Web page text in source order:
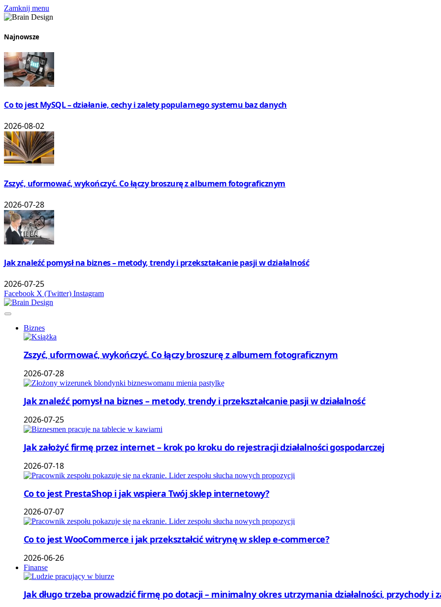
Zamknij menu
Najnowsze
Co to jest MySQL – działanie, cechy i zalety popularnego systemu baz danych
2026-08-02
Zszyć, uformować, wykończyć. Co łączy broszurę z albumem fotograficznym
2026-07-28
Jak znaleźć pomysł na biznes – metody, trendy i przekształcanie pasji w działalność
2026-07-25
Facebook X (Twitter) Instagram
Biznes
Zszyć, uformować, wykończyć. Co łączy broszurę z albumem fotograficznym
2026-07-28
Jak znaleźć pomysł na biznes – metody, trendy i przekształcanie pasji w działalność
2026-07-25
Jak założyć firmę przez internet – krok po kroku do rejestracji działalności gospodarczej
2026-07-18
Co to jest PrestaShop i jak wspiera Twój sklep internetowy?
2026-07-07
Co to jest WooCommerce i jak przekształcić witrynę w sklep e-commerce?
2026-06-26
Finanse
Jak długo trzeba prowadzić firmę po dotacji – minimalny okres utrzymania działalności, przychody i